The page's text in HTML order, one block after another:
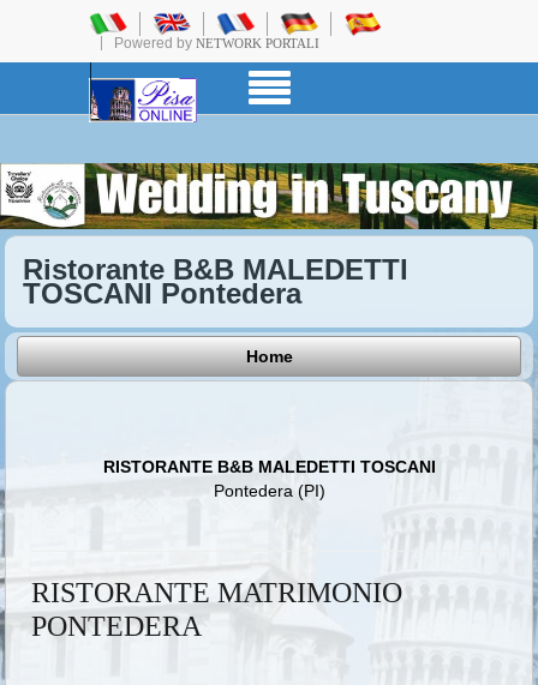
Powered by NETWORK PORTALI
Ristorante B&B MALEDETTI
TOSCANI Pontedera
Home
RISTORANTE B&B MALEDETTI TOSCANI
Pontedera (PI)
RISTORANTE MATRIMONIO
PONTEDERA